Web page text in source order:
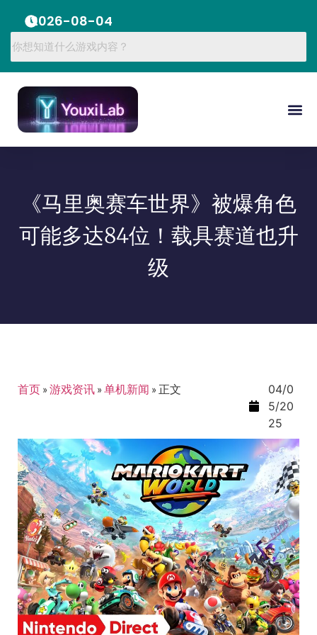
2026-08-04
《马里奥赛车世界》被爆角色
可能多达84位！载具赛道也升
级
首页 »游戏资讯 »单机新闻 » 正文
04/0
5/20
25